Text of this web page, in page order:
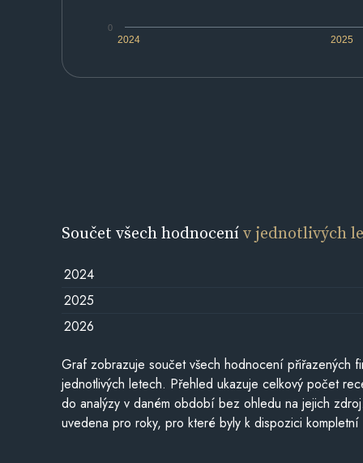
2024 2025
0
Součet všech hodnocenív jednotlivých
2024
2025
2026
Graf zobrazuje součet všech hodnocení přiřazených
jednotlivých letech. Přehled ukazuje celkový počet
do analýzy v daném období bez ohledu na jejich
uvedena pro roky, pro které byly k dispozici kompletní